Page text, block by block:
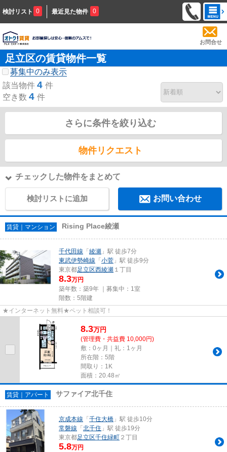
検討リスト 0 最近見た物件 0
お問合せ
足立区の賃貸物件一覧
募集中のみ表示
該当物件 4 件
空き数 4 件
さらに条件を絞り込む
物件リクエスト
チェックした物件をまとめて
検討リストに追加 お問い合わせ
賃貸｜マンション Rising Place綾瀬
千代田線 「 綾瀬 」駅 徒歩7分
東武伊勢崎線 「 小菅 」駅 徒歩9分
東京都足立区西綾瀬 １丁目
8.3万円
築年数：築9年 ｜募集中： 1室
階数：5階建
★インターネット無料★ペット相談可！
8.3万円
(管理費・共益費 10,000円)
敷：0ヶ月｜礼：1ヶ月
所在階：5階
間取り：1K
面積：20.48㎡
賃貸｜アパート サファイア北千住
京成本線 「 千住大橋 」駅 徒歩10分
常磐線 「 北千住 」駅 徒歩19分
東京都足立区千住緑町 ２丁目
5.8万円